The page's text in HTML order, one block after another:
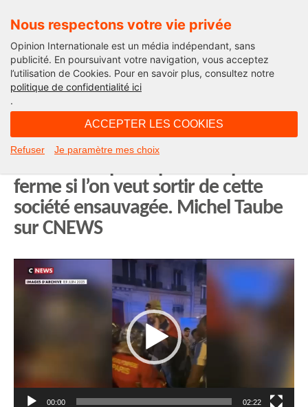
Nous respectons votre vie privée
Opinion Internationale est un média indépendant, sans
publicité. En poursuivant votre navigation, vous acceptez
l’utilisation de Cookies. Pour en savoir plus, consultez notre
politique de confidentialité ici
.
ACCEPTER LES COOKIES
Refuser Je paramètre mes choix
Edito
Toute agression sur des pompiers
ferme si l’on veut sortir de cette
société ensauvagée. Michel Taube
sur CNEWS
vidéo
00:00 02:22